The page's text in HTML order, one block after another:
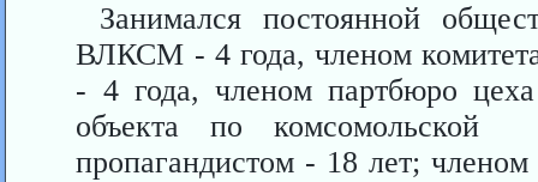
Занимался постоянной
ВЛКСМ - 4 года, членом
- 4 года, членом партбюро
объекта по комсомольской
пропагандистом - 18 лет;